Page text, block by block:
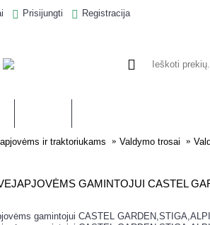
Prisijungti Registracija
ir traktoriukams Valdymo trosai
GAMINTOJUI CASTEL